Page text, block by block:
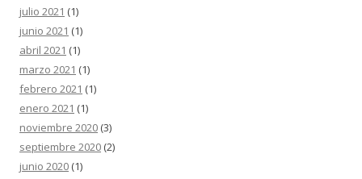
julio 2021 (1)
junio 2021 (1)
abril 2021 (1)
marzo 2021 (1)
febrero 2021 (1)
enero 2021 (1)
noviembre 2020 (3)
septiembre 2020 (2)
junio 2020 (1)